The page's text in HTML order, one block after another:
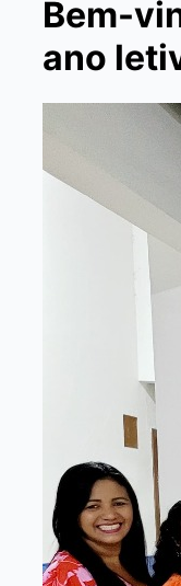
Bem-
ano